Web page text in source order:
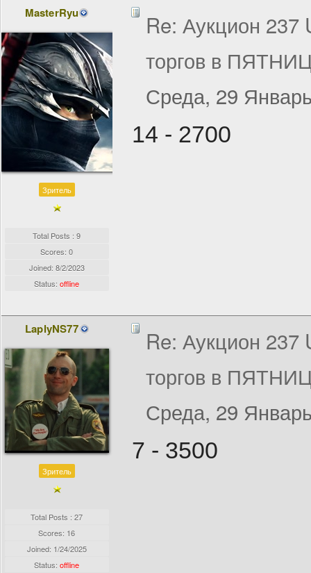
MasterRyu
Зритель
Total Posts : 9
Scores: 0
Joined: 8/2/2023
Status:offline
Re: Аукцион 237
торгов в
Среда, 29
14 - 2700
LaplyNS77
Зритель
Total Posts : 27
Scores: 16
Joined: 1/24/2025
Status:offline
Re: Аукцион 237
торгов в
Среда, 29
7 - 3500